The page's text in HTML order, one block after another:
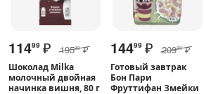
11499 ₽ 19599 ₽
Шоколад Milka
молочный двойная
начинка вишня, 80 г
14499 ₽ 20999 ₽
Готовый завтрак
Бон Пари
Фруттифан Змейки